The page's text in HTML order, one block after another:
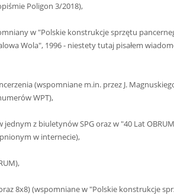
Poligon 3/2018),
w "Polskie konstrukcje sprzętu
Wola", 1996 - niestety tutaj pisałem
(wspomniane m.in. przez J.
WPT),
z biuletynów SPG oraz w "40 Lat
w internecie),
8x8) (wspomniane w "Polskie konstrukcje